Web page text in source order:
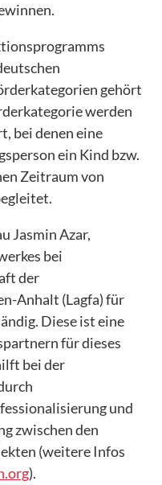
für Kinder
– Zukunft ist jetzt
Prozess
gehört
werden
bei denen eine
ein Kind bzw.
Zeitraum von
Jasmin Azar,
bei
der
Anhalt (Lagfa) für
Diese ist eine
für dieses
bei der
und
zwischen den
(weitere Infos
).